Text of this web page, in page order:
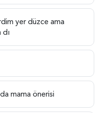
yer düzce ama
mama önerisi